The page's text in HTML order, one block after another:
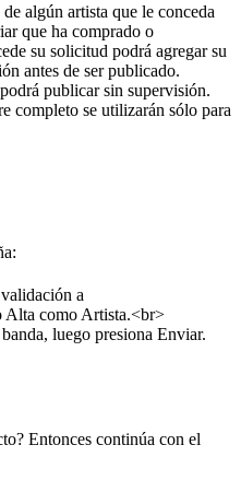
algún artista que le conceda
que ha comprado o
su solicitud podrá agregar su
antes de ser publicado.
publicar sin supervisión.
completo se utilizarán sólo para
a
Alta como Artista.<br>
luego presiona Enviar.
Entonces continúa con el